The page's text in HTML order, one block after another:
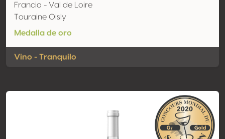
Francia - Val de Loire
Touraine Oisly
Medalla de oro
Vino - Tranquilo